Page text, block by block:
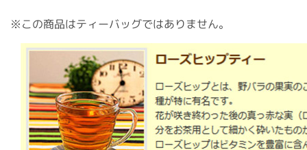
※この商品はティーバッグではありません。